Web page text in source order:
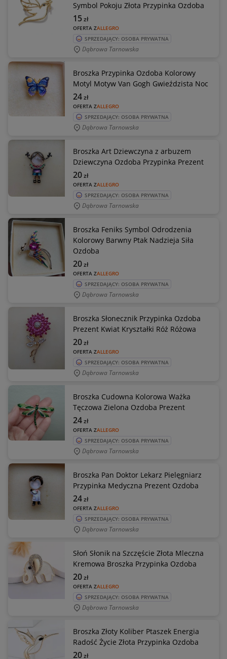
Symbol Pokoju Złota Przypinka Ozdoba
OFERTA ZALLEGRO
15zł
SPRZEDAJĄCY: OSOBA PRYWATNA
Dąbrowa Tarnowska
Broszka Przypinka Ozdoba Kolorowy
Motyl Motyw Van Gogh Gwieździsta Noc
OFERTA ZALLEGRO
24zł
SPRZEDAJĄCY: OSOBA PRYWATNA
Dąbrowa Tarnowska
Broszka Art Dziewczyna z arbuzem
Dziewczyna Ozdoba Przypinka Prezent
OFERTA ZALLEGRO
20zł
SPRZEDAJĄCY: OSOBA PRYWATNA
Dąbrowa Tarnowska
Broszka Feniks Symbol Odrodzenia
Kolorowy Barwny Ptak Nadzieja Siła
Ozdoba
OFERTA ZALLEGRO
20zł
SPRZEDAJĄCY: OSOBA PRYWATNA
Dąbrowa Tarnowska
Broszka Słonecznik Przypinka Ozdoba
Prezent Kwiat Kryształki Róż Różowa
OFERTA ZALLEGRO
20zł
SPRZEDAJĄCY: OSOBA PRYWATNA
Dąbrowa Tarnowska
Broszka Cudowna Kolorowa Ważka
Tęczowa Zielona Ozdoba Prezent
OFERTA ZALLEGRO
24zł
SPRZEDAJĄCY: OSOBA PRYWATNA
Dąbrowa Tarnowska
Broszka Pan Doktor Lekarz Pielęgniarz
Przypinka Medyczna Prezent Ozdoba
OFERTA ZALLEGRO
24zł
SPRZEDAJĄCY: OSOBA PRYWATNA
Dąbrowa Tarnowska
Słoń Słonik na Szczęście Złota Mleczna
Kremowa Broszka Przypinka Ozdoba
OFERTA ZALLEGRO
20zł
SPRZEDAJĄCY: OSOBA PRYWATNA
Dąbrowa Tarnowska
Broszka Złoty Koliber Ptaszek Energia
Radość Życie Złota Przypinka Ozdoba
20zł